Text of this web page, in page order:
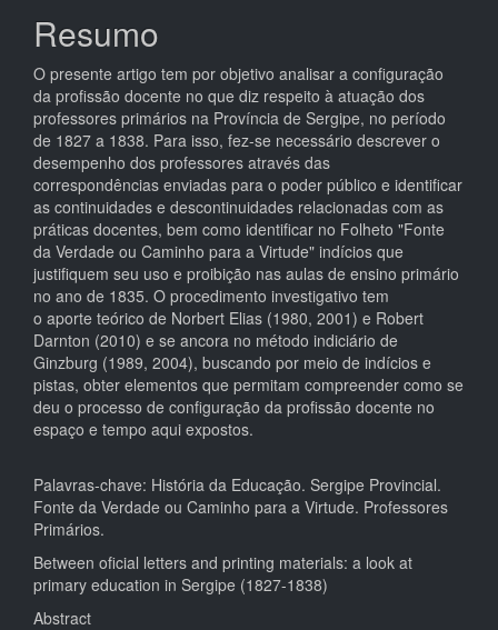
Resumo
O presente artigo tem por objetivo analisar a configuração
da profissão docente no que diz respeito à atuação dos
professores primários na Província de Sergipe, no período
de 1827 a 1838. Para isso, fez-se necessário descrever o
desempenho dos professores através das
correspondências enviadas para o poder público e identificar
as continuidades e descontinuidades relacionadas com as
práticas docentes, bem como identificar no Folheto "Fonte
da Verdade ou Caminho para a Virtude" indícios que
justifiquem seu uso e proibição nas aulas de ensino primário
no ano de 1835. O procedimento investigativo tem
o aporte teórico de Norbert Elias (1980, 2001) e Robert
Darnton (2010) e se ancora no método indiciário de
Ginzburg (1989, 2004), buscando por meio de indícios e
pistas, obter elementos que permitam compreender como se
deu o processo de configuração da profissão docente no
espaço e tempo aqui expostos.
Palavras-chave: História da Educação. Sergipe Provincial.
Fonte da Verdade ou Caminho para a Virtude. Professores
Primários.
Between oficial letters and printing materials: a look at
primary education in Sergipe (1827-1838)
Abstract